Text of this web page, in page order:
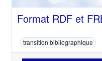
Format RDF et
transition bibliographique